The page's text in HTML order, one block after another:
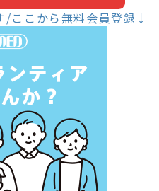
ここから無料会員登録↓